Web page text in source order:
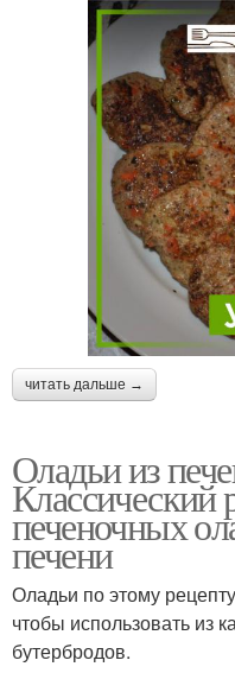
читать дальше →
Оладьи из
Классический
печеночных
печени
Оладьи по этому
чтобы использовать из
бутербродов.